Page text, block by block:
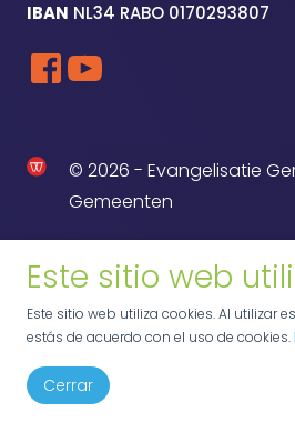
IBAN NL34 RABO 0170293807
© 2026 - Evangelisatie
Gemeenten
Este sitio web
Este sitio web utiliza cookies. Al utilizar
estás de acuerdo con el uso de cookies.
Cerrar